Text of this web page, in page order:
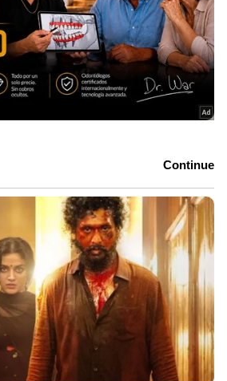
മഴസാധ്യത
എറണാകുളം, ഇടുക്കി,
കോഴിക്കോട്, വയനാട്,
കൊല്ലം,
കോട്ടയം,
തൃശ്ശൂർ, പാലക്കാട്,
വയനാട്, കണ്ണൂർ
കൊല്ലം,
കോട്ടയം,
തൃശ്ശൂർ, മലപ്പുറം,
കണ്ണൂർ, കാസ‍ർകോട്